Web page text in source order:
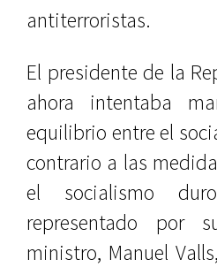
antiterroristas.
El presidente de la
ahora intentaba
equilibrio entre el
contrario a las
el socialismo
representado por
ministro, Manuel